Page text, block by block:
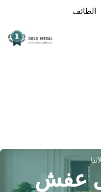
الطائف
عفش